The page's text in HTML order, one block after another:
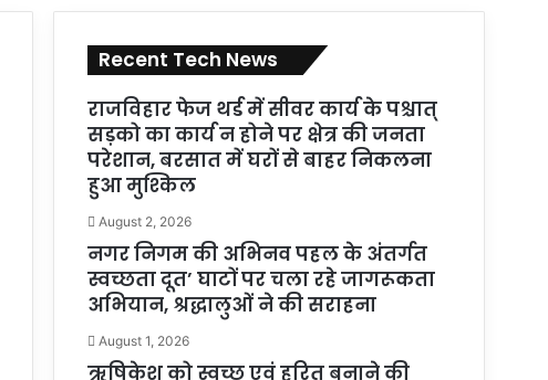
Recent Tech News
राजविहार फेज थर्ड में सीवर कार्य के पश्चात्
सड़को का कार्य न होने पर क्षेत्र की जनता
परेशान, बरसात में घरों से बाहर निकलना
हुआ मुश्किल
August 2, 2026
नगर निगम की अभिनव पहल के अंतर्गत
स्वच्छता दूत’ घाटों पर चला रहे जागरूकता
अभियान, श्रद्धालुओं ने की सराहना
August 1, 2026
ऋषिकेश को स्वच्छ एवं हरित बनाने की